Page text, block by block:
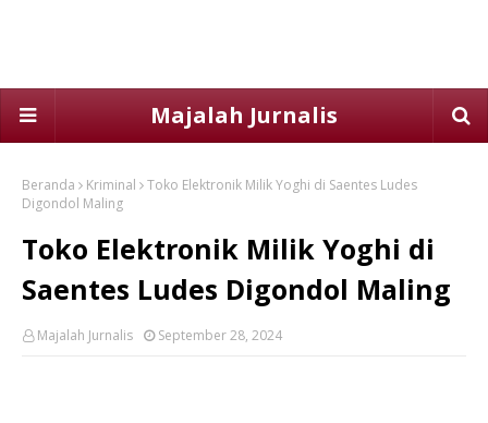
Majalah Jurnalis
Beranda Kriminal
Toko Elektronik Milik Yoghi di Saentes Ludes
Digondol Maling
Toko Elektronik Milik Yoghi di
Saentes Ludes Digondol Maling
Majalah Jurnalis September 28, 2024